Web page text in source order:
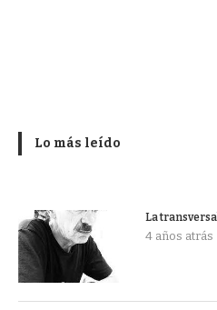
Lo más leído
La
4 años atrás